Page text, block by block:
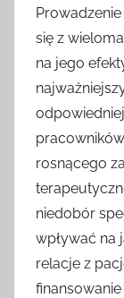
się z
na jego
rosnącego
niedobór
wpływać na
relacje z